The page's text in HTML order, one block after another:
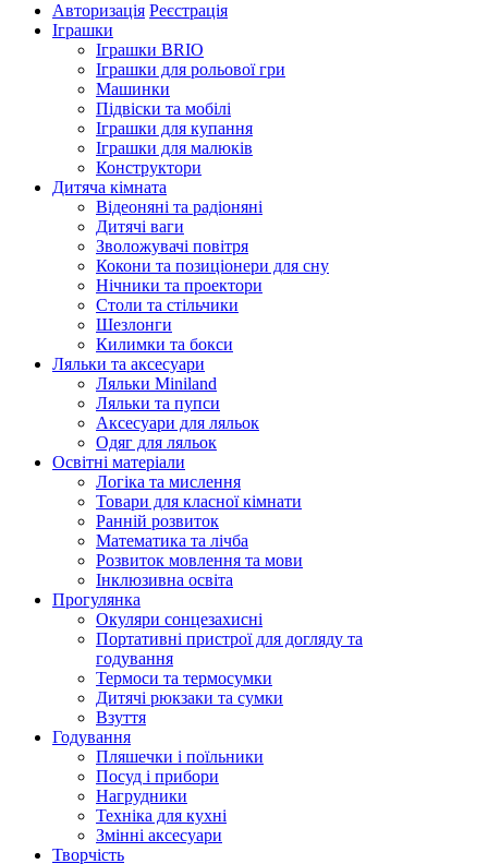
Авторизація Реєстрація
Іграшки
Іграшки BRIO
Іграшки для рольової гри
Машинки
Підвіски та мобілі
Іграшки для купання
Іграшки для малюків
Конструктори
Дитяча кімната
Відеоняні та радіоняні
Дитячі ваги
Зволожувачі повітря
Кокони та позиціонери для сну
Нічники та проектори
Столи та стільчики
Шезлонги
Килимки та бокси
Ляльки та аксесуари
Ляльки Miniland
Ляльки та пупси
Аксесуари для ляльок
Одяг для ляльок
Освітні матеріали
Логіка та мислення
Товари для класної кімнати
Ранній розвиток
Математика та лічба
Розвиток мовлення та мови
Інклюзивна освіта
Прогулянка
Окуляри сонцезахисні
Портативні пристрої для догляду та
годування
Термоси та термосумки
Дитячі рюкзаки та сумки
Взуття
Годування
Пляшечки і поїльники
Посуд і прибори
Нагрудники
Техніка для кухні
Змінні аксесуари
Творчість